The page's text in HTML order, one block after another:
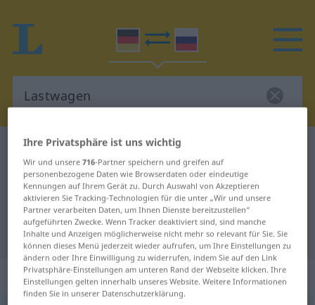
Deutsch-Russisch Wörterbuch
Deutsch-Russisch Übersetzung für
"Lastwagen"
"Lastwagen" Russisch Übersetzung
„Lastwagen“: maskulin
Ihre Privatsphäre ist uns wichtig
Wir und unsere716-Partner speichern und greifen auf
personenbezogene Daten wie Browserdaten oder eindeutige
Kennungen auf Ihrem Gerät zu. Durch Auswahl von Akzeptieren
aktivieren Sie Tracking-Technologien für die unter „Wir und unsere
Partner verarbeiten Daten, um Ihnen Dienste bereitzustellen“
aufgeführten Zwecke. Wenn Tracker deaktiviert sind, sind manche
Inhalte und Anzeigen möglicherweise nicht mehr so relevant für Sie. Sie
können dieses Menü jederzeit wieder aufrufen, um Ihre Einstellungen zu
ändern oder Ihre Einwilligung zu widerrufen, indem Sie auf den Link
Privatsphäre-Einstellungen am unteren Rand der Webseite klicken. Ihre
Einstellungen gelten innerhalb unseres Website. Weitere Informationen
finden Sie in unserer Datenschutzerklärung.